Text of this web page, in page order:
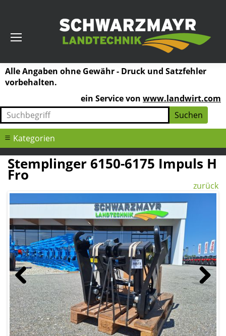
Kategorien
Stemplinger 6150-6175 Impuls H
Fro
zurück
Previous Next
Alle Angaben ohne Gewähr - Druck und Satzfehler
vorbehalten.
ein Service von www.landwirt.com